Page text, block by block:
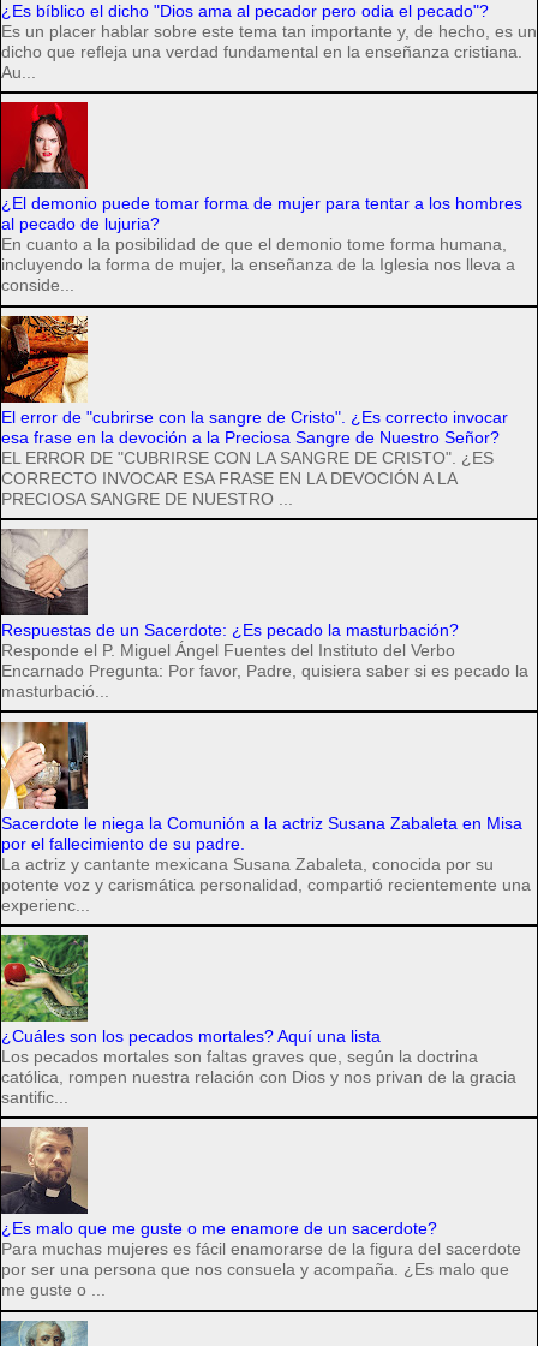
¿Es bíblico el dicho "Dios ama al pecador pero odia el pecado"?
Es un placer hablar sobre este tema tan importante y, de hecho, es un
dicho que refleja una verdad fundamental en la enseñanza cristiana.
Au...
¿El demonio puede tomar forma de mujer para tentar a los hombres
al pecado de lujuria?
En cuanto a la posibilidad de que el demonio tome forma humana,
incluyendo la forma de mujer, la enseñanza de la Iglesia nos lleva a
conside...
El error de "cubrirse con la sangre de Cristo". ¿Es correcto invocar
esa frase en la devoción a la Preciosa Sangre de Nuestro Señor?
EL ERROR DE "CUBRIRSE CON LA SANGRE DE CRISTO". ¿ES
CORRECTO INVOCAR ESA FRASE EN LA DEVOCIÓN A LA
PRECIOSA SANGRE DE NUESTRO ...
Respuestas de un Sacerdote: ¿Es pecado la masturbación?
Responde el P. Miguel Ángel Fuentes del Instituto del Verbo
Encarnado Pregunta: Por favor, Padre, quisiera saber si es pecado la
masturbació...
Sacerdote le niega la Comunión a la actriz Susana Zabaleta en Misa
por el fallecimiento de su padre.
La actriz y cantante mexicana Susana Zabaleta, conocida por su
potente voz y carismática personalidad, compartió recientemente una
experienc...
¿Cuáles son los pecados mortales? Aquí una lista
Los pecados mortales son faltas graves que, según la doctrina
católica, rompen nuestra relación con Dios y nos privan de la gracia
santific...
¿Es malo que me guste o me enamore de un sacerdote?
Para muchas mujeres es fácil enamorarse de la figura del sacerdote
por ser una persona que nos consuela y acompaña. ¿Es malo que
me guste o ...